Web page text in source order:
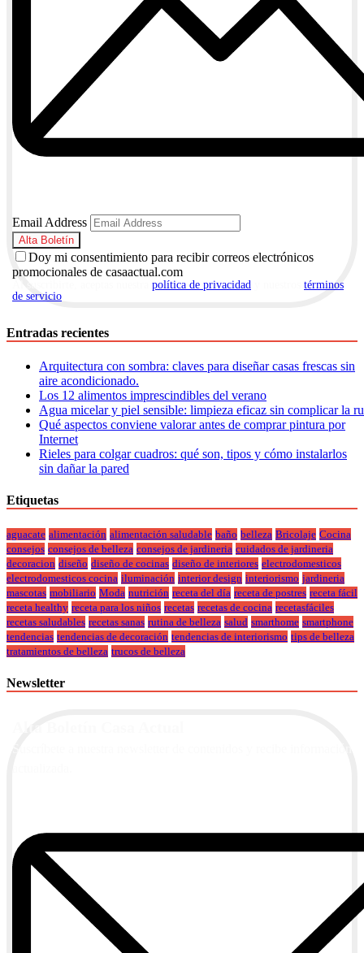
Email Address
Doy mi consentimiento para recibir correos electrónicos
promocionales de casaactual.com
política de privacidad
términos
de servicio
Entradas recientes
Arquitectura con sombra: claves para diseñar casas frescas sin
aire acondicionado.
Los 12 alimentos imprescindibles del verano
Agua micelar y piel sensible: limpieza eficaz sin complicar la
Qué aspectos conviene valorar antes de comprar pintura por
Internet
Rieles para colgar cuadros: qué son, tipos y cómo instalarlos
sin dañar la pared
Etiquetas
aguacate alimentación alimentación saludable baño belleza Bricolaje Cocina
consejos consejos de belleza consejos de jardineria cuidados de jardineria
decoracion diseño diseño de cocinas diseño de interiores electrodomesticos
electrodomesticos cocina iluminación interior design interiorismo jardineria
mascotas mobiliario Moda nutrición receta del día receta de postres receta fácil
receta healthy receta para los niños recetas recetas de cocina recetasfáciles
recetas saludables recetas sanas rutina de belleza salud smarthome smartphone
tendencias tendencias de decoración tendencias de interiorismo tips de belleza
tratamientos de belleza trucos de belleza
Newsletter